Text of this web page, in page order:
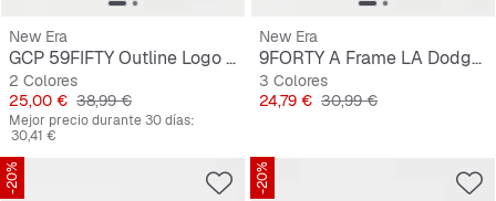
New Era
GCP 59FIFTY Outline Logo MLB New York Yankees
2 Colores
Precio
25,00 € Precio original
38,99 €
Mejor precio durante 30 días:
30,41 €
New Era
9FORTY A Frame LA Dodgers Updown
3 Colores
Precio
24,79 € Precio original
30,99 €
-20% -20%